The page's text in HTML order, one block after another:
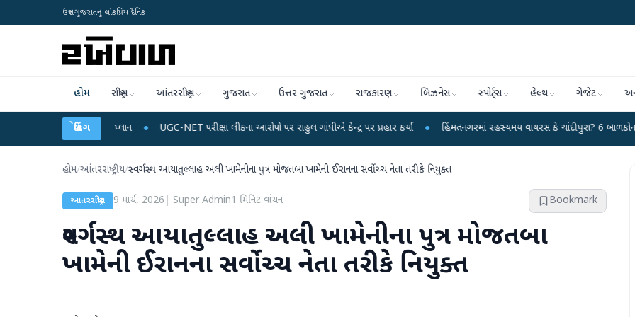
ઉત્તર ગુજરાતનું લોકપ્રિય દૈનિક
હોમ રાષ્ટ્રીય આંતરરાષ્ટ્રીય ગુજરાત ઉત્તર ગુજરાત રાજકારણ બિઝનેસ સ્પોર્ટ્સ હેલ્થ ગેજેટ
બ્રેકિંગ
● UGC-NET પરીક્ષા લીકના આરોપો પર રાહુલ ગાંધીએ કેન્દ્ર પર પ્રહાર કર્યા ● હિંમતનગરમાં રહસ્યમય વાયરસ કે ચાંદીપુરા? 6 બાળકોના મોતથી ફફડાટ ●
હોમ/આંતરરાષ્ટ્રીય/સ્વર્ગસ્થ આયાતુલ્લાહ અલી ખામેનીના પુત્ર મોજતબા ખામેની ઈરાનના સર્વોચ્ચ નેતા તરીકે નિયુક્ત
આંતરરાષ્ટ્રીય 9 માર્ચ, 2026 Super Admin1 મિનિટ વાંચન Bookmark
સ્વર્ગસ્થ આયાતુલ્લાહ અલી ખામેનીના પુત્ર મોજતબા
ખામેની ઈરાનના સર્વોચ્ચ નેતા તરીકે નિયુક્ત